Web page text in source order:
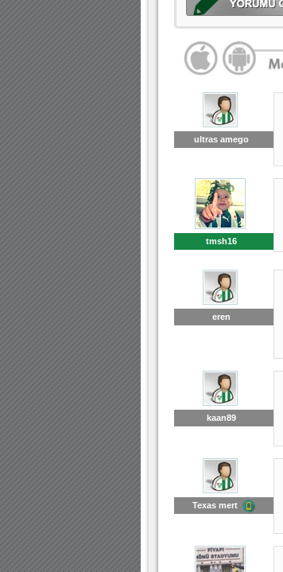
ultras amego
tmsh16
eren
kaan89
Texas mert